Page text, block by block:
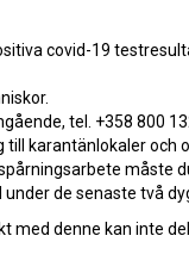
covid-19
tel. +358 800
karantänlokaler och
måste
de senaste två
med denne kan inte